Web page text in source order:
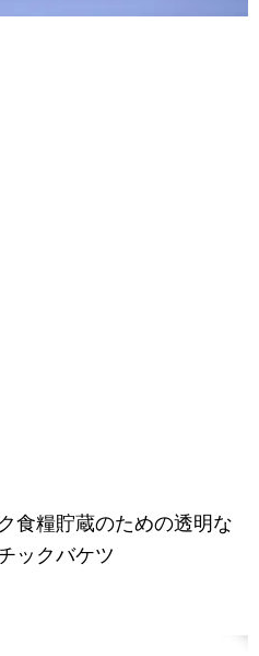
食糧貯蔵のための透明な
ックバケツ